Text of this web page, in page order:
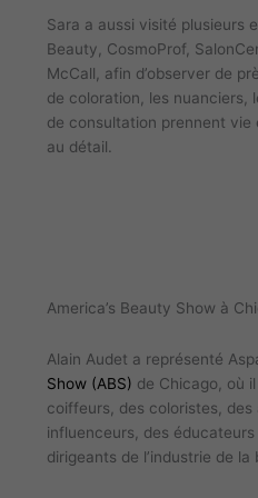
Sara a aussi visité plusieurs
Beauty, CosmoProf,
McCall, afin d’observer de
de coloration, les nuanciers,
de consultation prennent
au détail.
America’s Beauty Show à
Alain Audet a représenté
Show (ABS) de Chicago, où
coiffeurs, des coloristes,
influenceurs, des
dirigeants de l’industrie de